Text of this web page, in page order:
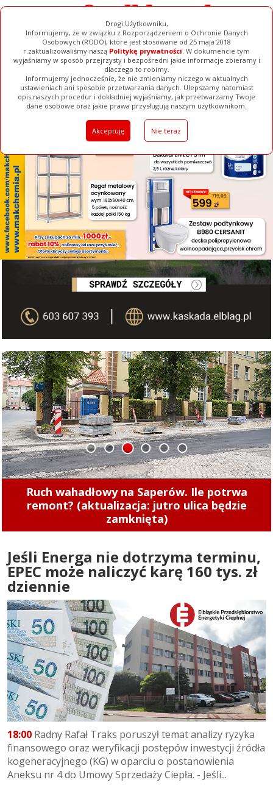
Drogi Użytkowniku,
Informujemy, że w związku z Rozporządzeniem o Ochronie Danych
Osobowych (RODO), które jest stosowane od 25 maja 2018
r.zaktualizowaliśmy naszą Politykę prywatności. W dokumencie tym
wyjaśniamy w sposób przejrzysty i bezpośredni jakie informacje zbieramy i
dlaczego to robimy.
Informujemy jednocześnie, że nie zmieniamy niczego w aktualnych
ustawieniach ani sposobie przetwarzania danych. Ulepszamy natomiast
opis naszych procedur i dokładniej wyjaśniamy, jak przetwarzamy Twoje
dane osobowe oraz jakie prawa przysługują naszym użytkownikom.
Akceptuję Nie teraz
[ ZAMKNIJ ]
Ogłoszenia Filmy Galerie Baza Firm Pełna Wersja
Ruch wahadłowy na Saperów. Ile potrwa
remont? (aktualizacja: jutro ulica będzie
zamknięta)
1 2 3 4 5 6
Jeśli Energa nie dotrzyma terminu,
EPEC może naliczyć karę 160 tys. zł
dziennie
18:00 Radny Rafał Traks poruszył temat analizy ryzyka
finansowego oraz weryfikacji postępów inwestycji źródła
kogeneracyjnego (KG) w oparciu o postanowienia
Aneksu nr 4 do Umowy Sprzedaży Ciepła. - Jeśli...